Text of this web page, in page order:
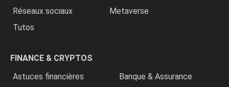
Réseaux sociaux
Metaverse
Tutos
FINANCE & CRYPTOS
Astuces financières
Banque & Assurance